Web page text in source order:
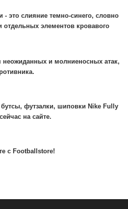
- это слияние темно-синего, словно
отдельных элементов кровавого
неожиданных и молниеносных атак,
бутсы, футзалки, шиповки Nike Fully
на сайте.
с Footballstore!